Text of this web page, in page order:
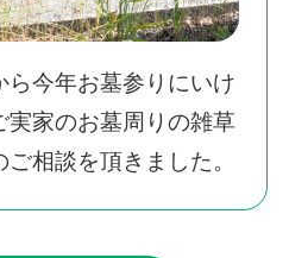
ら今年お墓参りにいけ
実家のお墓周りの雑草
相談を頂きました。